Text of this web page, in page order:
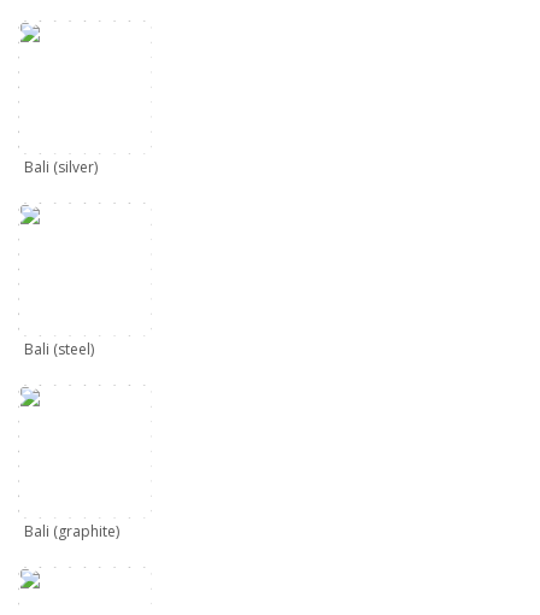
Bali (silver)
Bali (steel)
Bali (graphite)